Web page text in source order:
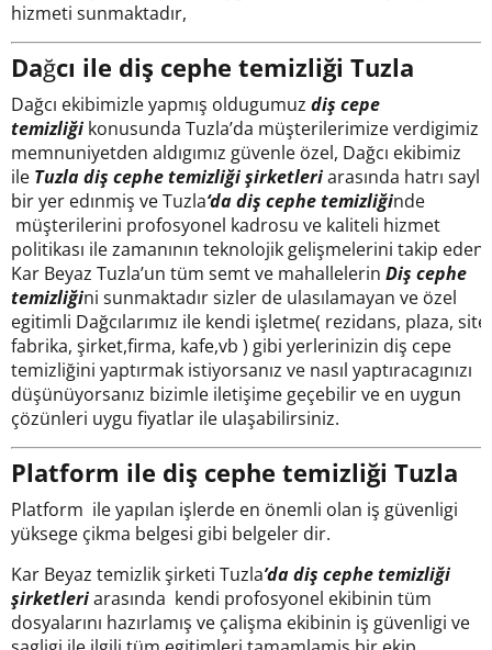
hizmeti sunmaktadır,
Dağcı ile diş cephe temizliği Tuzla
Dağcı ekibimizle yapmış oldugumuz diş cepe
temizliği konusunda Tuzla’da müşterilerimize verdigimiz
memnuniyetden aldıgımız güvenle özel, Dağcı ekibimiz
ile Tuzladiş cephe temizliği şirketleriarasında hatrı saylır
bir yer edınmiş ve Tuzla‘da diş cephe temizliğinde
müşterilerini profosyonel kadrosu ve kaliteli hizmet
politikası ile zamanının teknolojik gelişmelerini takip eden
Kar Beyaz Tuzla’un tüm semt ve mahallelerin Diş cephe
temizliğini sunmaktadır sizler de ulasılamayan ve özel
egitimli Dağcılarımız ile kendi işletme( rezidans, plaza, site,
fabrika, şirket,firma, kafe,vb ) gibi yerlerinizin diş cepe
temizliğini yaptırmak istiyorsanız ve nasıl yaptıracagınızı
düşünüyorsanız bizimle iletişime geçebilir ve en uygun
çözünleri uygu fiyatlar ile ulaşabilirsiniz.
Platform ile diş cephe temizliği Tuzla
Platform ile yapılan işlerde en önemli olan iş güvenligi
yüksege çikma belgesi gibi belgeler dir.
Kar Beyaz temizlik şirketi Tuzla’da diş cephe temizliği
şirketleriarasında kendi profosyonel ekibinin tüm
dosyalarını hazırlamış ve çalişma ekibinin iş güvenligi ve